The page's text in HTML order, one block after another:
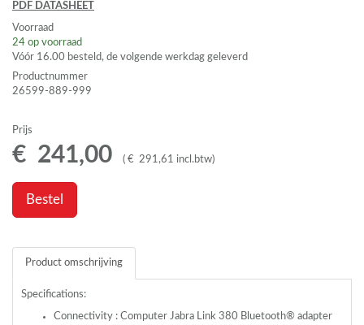
PDF DATASHEET
Voorraad
24 op voorraad
Vóór 16.00 besteld, de volgende werkdag geleverd
Productnummer
26599-889-999
Prijs
€ 241,00 ( € 291,61 incl.btw)
Bestel
Product omschrijving
Specifications:
Connectivity : Computer Jabra Link 380 Bluetooth® adapter